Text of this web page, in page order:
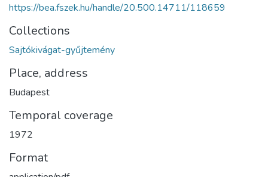
https://bea.fszek.hu/handle/20.500.14711/118659
Collections
Sajtókivágat-gyűjtemény
Place, address
Budapest
Temporal coverage
1972
Format